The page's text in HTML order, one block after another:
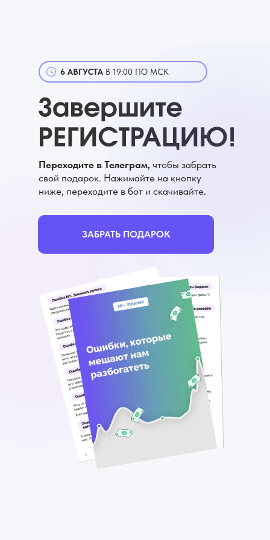
Переходите в Телеграм, чтобы забрать
свой подарок. Нажимайте на кнопку
ниже, переходите в бот и скачивайте.
ЗАБРАТЬ ПОДАРОК
6 АВГУСТА В 19:00 ПО МСК